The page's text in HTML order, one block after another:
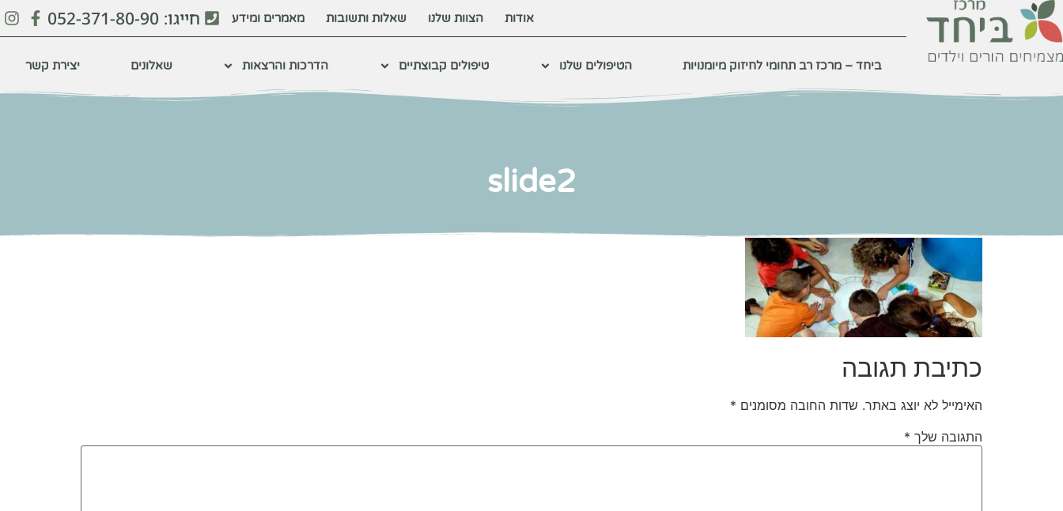
לתוכן חייגו: 052-371-80-90 אודות הצוות שלנו שאלות ותשובות מאמרים ומידע
ביחד – מרכז רב תחומי לחיזוק מיומנויות הטיפולים שלנו טיפולים קבוצתיים הדרכות והרצאות שאלונים יצירת קשר
slide2
כתיבת תגובה
האימייל לא יוצג באתר. שדות החובה מסומנים *
התגובה שלך *